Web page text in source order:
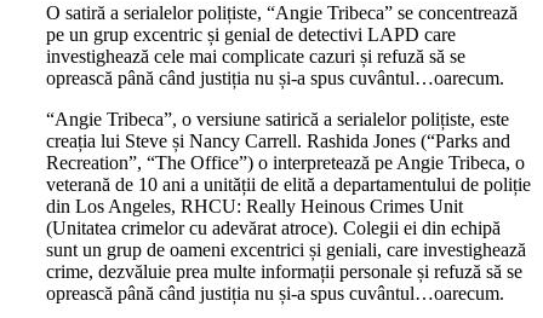
O satiră a serialelor polițiste, “Angie Tribeca” se concentrează
pe un grup excentric și genial de detectivi LAPD care
investighează cele mai complicate cazuri și refuză să se
oprească până când justiția nu și-a spus cuvântul…oarecum.
“Angie Tribeca”, o versiune satirică a serialelor polițiste, este
creația lui Steve și Nancy Carrell. Rashida Jones (“Parks and
Recreation”, “The Office”) o interpretează pe Angie Tribeca, o
veterană de 10 ani a unității de elită a departamentului de poliție
din Los Angeles, RHCU: Really Heinous Crimes Unit
(Unitatea crimelor cu adevărat atroce). Colegii ei din echipă
sunt un grup de oameni excentrici și geniali, care investighează
crime, dezvăluie prea multe informații personale și refuză să se
oprească până când justiția nu și-a spus cuvântul…oarecum.